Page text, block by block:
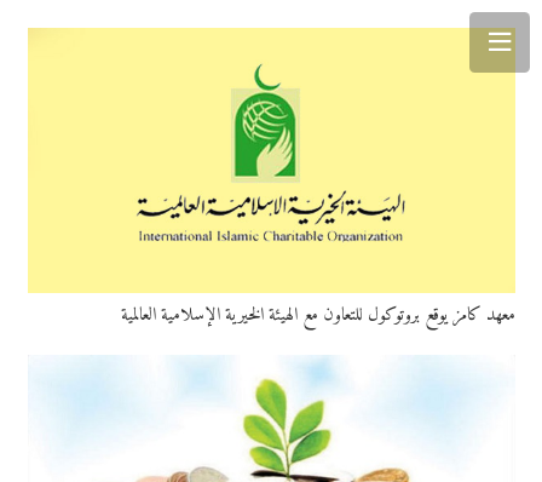
معهد كامز يوقع بروتوكول للتعاون مع الهيئة الخيرية الإسلامية العالمية